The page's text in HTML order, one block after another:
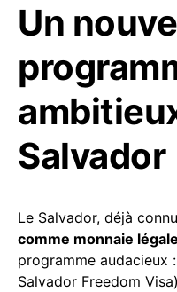
Un
Salvador
Le Salvador, déjà
comme monnaie
programme audacieux
Salvador Freedom Visa)